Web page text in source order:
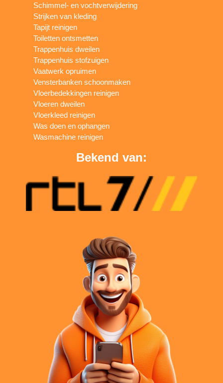
Schimmel- en vochtverwijdering
Strijken van kleding
Tapijt reinigen
Toiletten ontsmetten
Trappenhuis dweilen
Trappenhuis stofzuigen
Vaatwerk opruimen
Vensterbanken schoonmaken
Vloerbedekkingen reinigen
Vloeren dweilen
Vloerkleed reinigen
Was doen en ophangen
Wasmachine reinigen
Bekend van: